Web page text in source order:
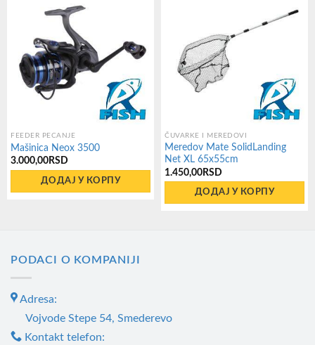
FEEDER PECANJE
Mašinica Neox 3500
3.000,00 RSD
ДОДАЈ У КОРПУ
ČUVARKE I MEREDOVI
Meredov Mate SolidLanding
Net XL 65x55cm
1.450,00 RSD
ДОДАЈ У КОРПУ
PODACI O KOMPANIJI
Adresa:
Vojvode Stepe 54, Smederevo
Kontakt telefon: